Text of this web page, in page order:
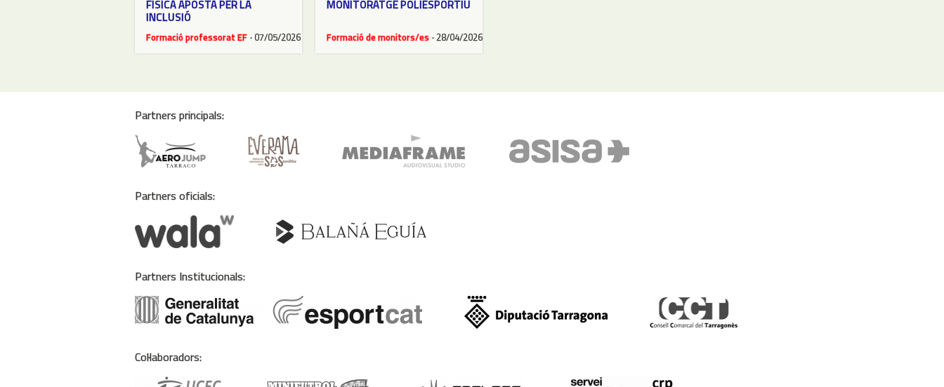
FÍSICA APOSTA PER LA
INCLUSIÓ
Formació professorat EF · 07/05/2026
MONITORATGE POLIESPORTIU
Formació de monitors/es · 28/04/2026
Partners principals:
Partners oficials:
Partners Institucionals:
Col·laboradors: